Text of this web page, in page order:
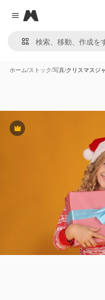
Close menu
Magnific
ホーム/ストック/写真/クリスマスジ
Premium